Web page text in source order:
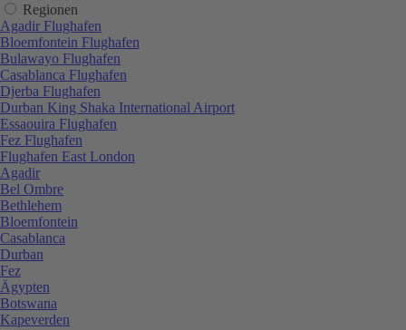
Regionen
Agadir Flughafen
Bloemfontein Flughafen
Bulawayo Flughafen
Casablanca Flughafen
Djerba Flughafen
Durban King Shaka International Airport
Essaouira Flughafen
Fez Flughafen
Flughafen East London
Agadir
Bel Ombre
Bethlehem
Bloemfontein
Casablanca
Durban
Fez
Ägypten
Botswana
Kapeverden